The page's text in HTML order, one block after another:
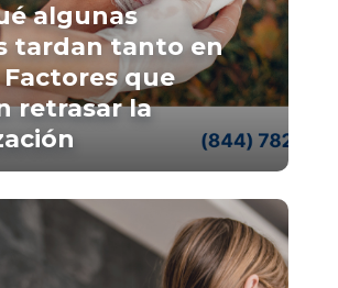
algunas
tardan tanto en
que
retrasar la